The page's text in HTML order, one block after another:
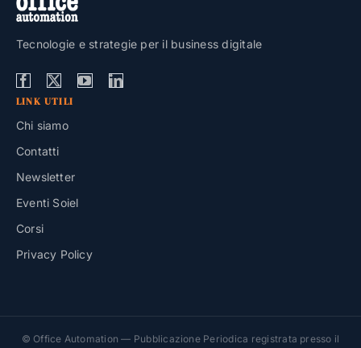
Tecnologie e strategie per il business digitale
LINK UTILI
Chi siamo
Contatti
Newsletter
Eventi Soiel
Corsi
Privacy Policy
© Office Automation — Pubblicazione Periodica registrata presso il